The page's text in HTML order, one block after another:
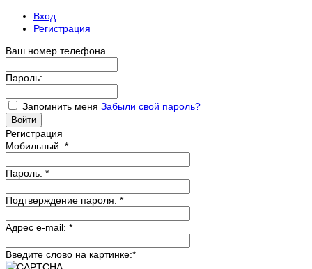
Вход
Регистрация
Ваш номер телефона
Пароль:
Запомнить меня Забыли свой пароль?
Регистрация
Мобильный: *
Пароль: *
Подтверждение пароля: *
Адрес e-mail: *
Введите слово на картинке:*